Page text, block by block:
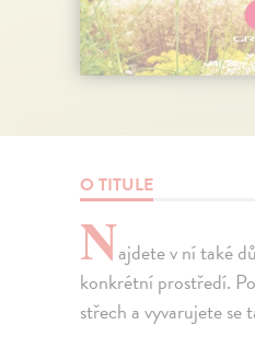
O TITULE
Najdete v ní také
konkrétní prostředí.
střech a vyvarujete se